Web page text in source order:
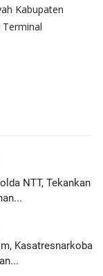
Kabupaten
NTT, Tekankan
Kasatresnarkoba